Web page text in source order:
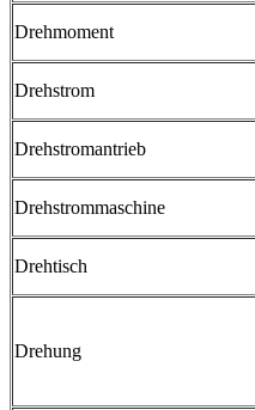
Drehmoment
Drehstrom
Drehstromantrieb
Drehstrommaschine
Drehtisch
Drehung